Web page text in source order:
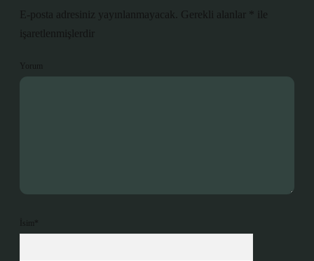
E-posta adresiniz yayınlanmayacak. Gerekli alanlar
ile
işaretlenmişlerdir
Yorum
İsim*